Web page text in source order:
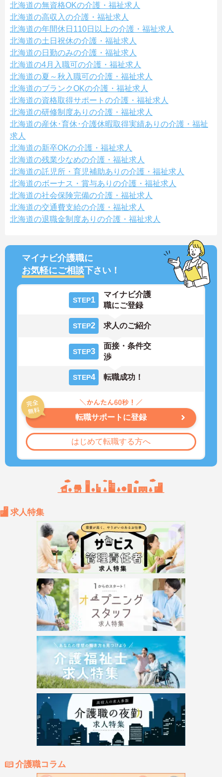
北海道の無資格OKの介護・福祉求人
北海道の高収入の介護・福祉求人
北海道の年間休日110日以上の介護・福祉求人
北海道の土日祝休の介護・福祉求人
北海道の日勤のみの介護・福祉求人
北海道の4月入職可の介護・福祉求人
北海道の夏～秋入職可の介護・福祉求人
北海道のブランクOKの介護・福祉求人
北海道の資格取得サポートの介護・福祉求人
北海道の研修制度ありの介護・福祉求人
北海道の産休･育休･介護休暇取得実績ありの介護・福祉
求人
北海道の新卒OKの介護・福祉求人
北海道の残業少なめの介護・福祉求人
北海道の託児所・育児補助ありの介護・福祉求人
北海道のボーナス・賞与ありの介護・福祉求人
北海道の社会保険完備の介護・福祉求人
北海道の交通費支給の介護・福祉求人
北海道の退職金制度ありの介護・福祉求人
マイナビ介護職に
お気軽にご相談下さい！
STEP1
マイナビ介護
職にご登録
STEP2 求人のご紹介
STEP3
面接・条件交
渉
STEP4 転職成功！
転職サポートに登録
はじめて転職する方へ
求人特集
介護職コラム